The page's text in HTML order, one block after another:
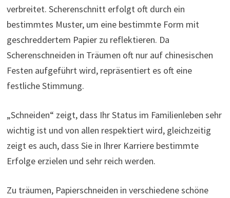
verbreitet. Scherenschnitt erfolgt oft durch ein
bestimmtes Muster, um eine bestimmte Form mit
geschreddertem Papier zu reflektieren. Da
Scherenschneiden in Träumen oft nur auf chinesischen
Festen aufgeführt wird, repräsentiert es oft eine
festliche Stimmung.
„Schneiden“ zeigt, dass Ihr Status im Familienleben sehr
wichtig ist und von allen respektiert wird, gleichzeitig
zeigt es auch, dass Sie in Ihrer Karriere bestimmte
Erfolge erzielen und sehr reich werden.
Zu träumen, Papierschneiden in verschiedene schöne